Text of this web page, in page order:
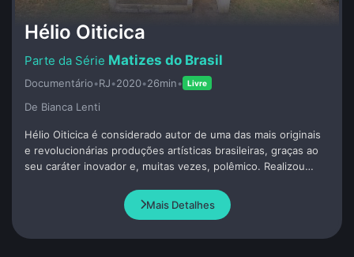
Hélio Oiticica
Matizes do Brasil
Documentário•RJ•2020•26min• Livre
De Bianca Lenti
Hélio Oiticica é considerado autor de uma das mais originais
e revolucionárias produções artísticas brasileiras, graças ao
seu caráter inovador e, muitas vezes, polêmico. Realizou
performance e escrita. Algumas marcas de sua obra são a
inaugural forma de abertura à participação do espectador, o
Mais Detalhes